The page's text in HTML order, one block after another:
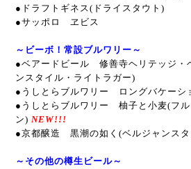
●ドラフトギネス(ドライスタウト)
●サッポロ ヱビス
～ビーボ！常設ブルワリー～
●ベアードビール 修善寺ヘリテッジ・
ンスタイル・ライトラガー)
●うしとらブルワリー ロングバケーシ
●うしとらブルワリー 柚子と小麦(フ
ン) NEW!!!
●京都醸造 黒潮の如く(ベルジャンスタ
～その他の樽生ビール～